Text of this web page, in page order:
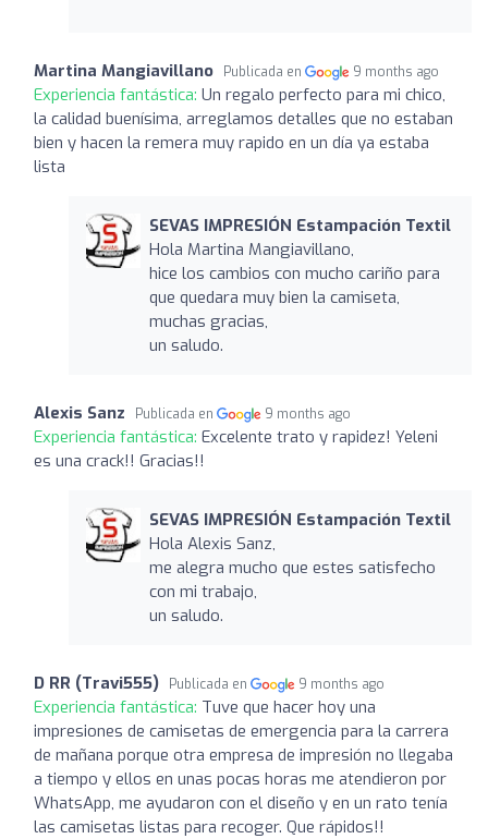
Martina Mangiavillano Publicada en 9 months ago
Experiencia fantástica: Un regalo perfecto para mi chico,
la calidad buenísima, arreglamos detalles que no estaban
bien y hacen la remera muy rapido en un día ya estaba
lista
SEVAS IMPRESIÓN Estampación Textil
Hola Martina Mangiavillano,
hice los cambios con mucho cariño para
que quedara muy bien la camiseta,
muchas gracias,
un saludo.
Alexis Sanz Publicada en 9 months ago
Experiencia fantástica: Excelente trato y rapidez! Yeleni
es una crack!! Gracias!!
SEVAS IMPRESIÓN Estampación Textil
Hola Alexis Sanz,
me alegra mucho que estes satisfecho
con mi trabajo,
un saludo.
D RR (Travi555) Publicada en 9 months ago
Experiencia fantástica: Tuve que hacer hoy una
impresiones de camisetas de emergencia para la carrera
de mañana porque otra empresa de impresión no llegaba
a tiempo y ellos en unas pocas horas me atendieron por
WhatsApp, me ayudaron con el diseño y en un rato tenía
las camisetas listas para recoger. Que rápidos!!